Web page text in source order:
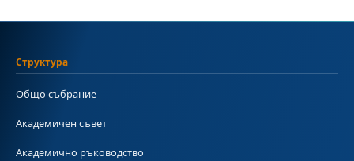
Структура
Общо събрание
Академичен съвет
Академично ръководство